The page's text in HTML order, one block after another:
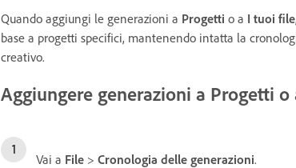
Quando aggiungi le generazioni a Progetti o a I tuoi file
base a progetti specifici, mantenendo intatta la
creativo.
Aggiungere generazioni a Progetti
Vai a File > Cronologia delle generazioni.